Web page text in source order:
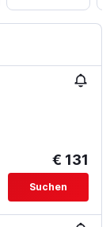
€ 131
Suchen